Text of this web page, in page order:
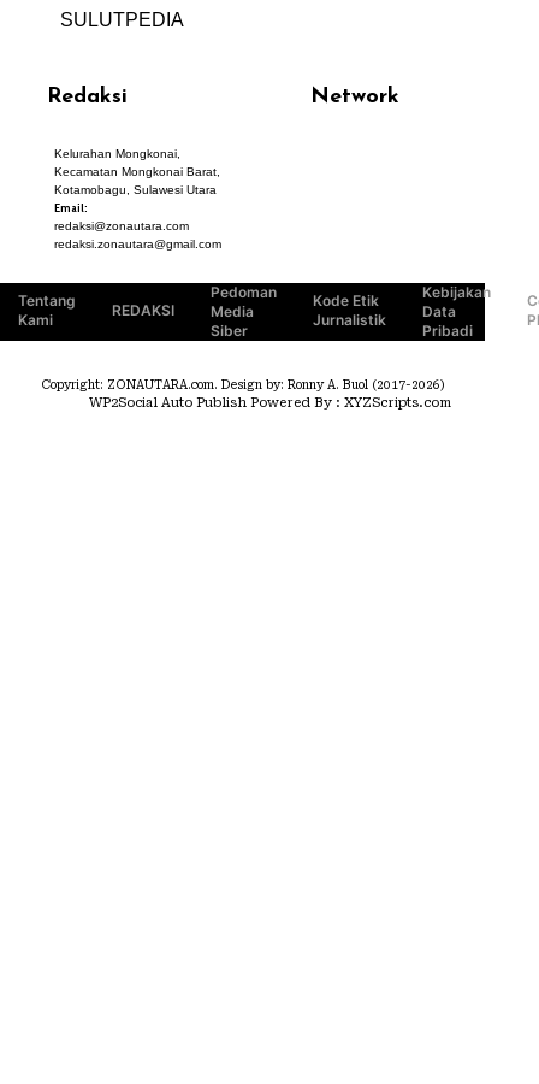
SULUTPEDIA
Redaksi
Kelurahan Mongkonai,
Kecamatan Mongkonai Barat,
Kotamobagu, Sulawesi Utara
Email:
redaksi@zonautara.com
redaksi.zonautara@gmail.com
Network
Tentang
Kami
REDAKSI
Pedoman
Media
Siber
Kode Etik
Jurnalistik
Kebijakan
Data
Pribadi
Copyright: ZONAUTARA.com. Design by: Ronny A. Buol (2017-2026)
WP2Social Auto PublishPowered By : XYZScripts.com